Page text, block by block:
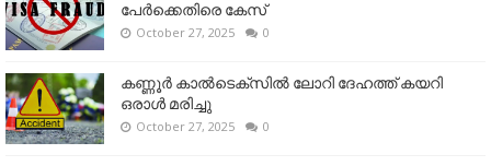
പേർക്കെതിരെ കേസ്
October 27, 2025 0
കണ്ണൂര്‍ കാല്‍ടെക്‌സില്‍ ലോറി ദേഹത്ത് കയറി
ഒരാള്‍ മരിച്ചു
October 27, 2025 0